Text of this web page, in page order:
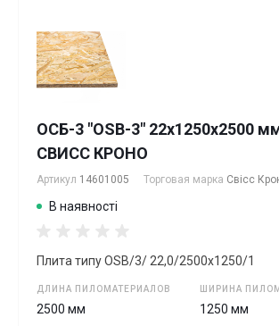
ОСБ-3 "OSB-3" 22х1250х2500
СВИСС КРОНО
Артикул 14601005 Торговая марка Свісс
В наявності
Плита типу OSB/3/ 22,0/2500х1250/1
ДЛИНА ПИЛОМАТЕРИАЛОВ
2500 мм
ШИРИНА
1250 мм